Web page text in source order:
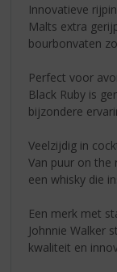
Innovatieve
Malts extra
bourbonvaten
Perfect voor
Black Ruby is
bijzondere
Veelzijdig in
Van puur on the
een whisky die
Een merk met
Johnnie Walker
kwaliteit en